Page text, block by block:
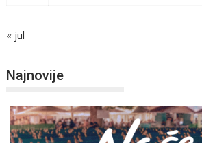
« jul
Najnovije